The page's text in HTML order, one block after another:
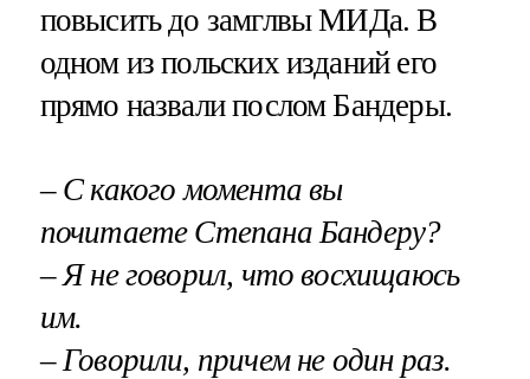
повысить до замглвы МИДа. В
одном из польских изданий его
прямо назвали послом Бандеры.
– С какого момента вы
почитаете Степана Бандеру?
– Я не говорил, что восхищаюсь
им.
– Говорили, причем не один раз.